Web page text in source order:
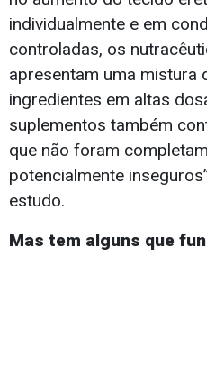
individualmente e em
controladas, os
apresentam uma mistura
ingredientes em altas
suplementos também
que não foram
potencialmente
estudo.
Mas tem alguns que